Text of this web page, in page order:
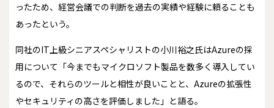
ったため、経営会議での判断を過去の実績や経験に頼ることも
あったという。
同社のIT上級シニアスペシャリストの小川裕之氏はAzureの採
用について「今までもマイクロソフト製品を数多く導入してい
るので、それらのツールと相性が良いことと、Azureの拡張性
やセキュリティの高さを評価しました」と語る。